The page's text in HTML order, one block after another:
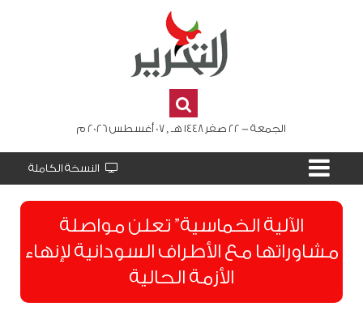
الجمعة - 22 صفر 1448 هـ , 07 أغسطس 2026 م
النسخة الكاملة
الآلية الخماسية” تعلن مواصلة
مشاوراتها مع الأطراف السودانية لإنهاء
الأزمة الحالية